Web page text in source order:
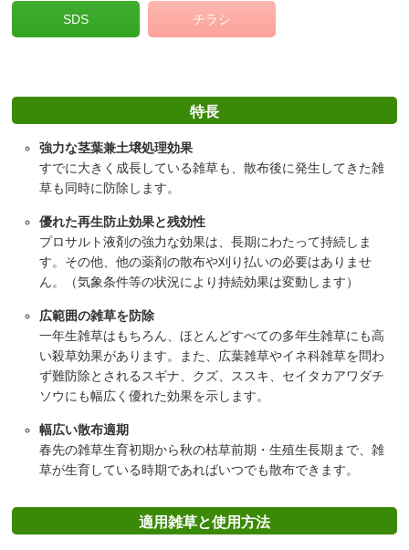
SDS チラシ
特長
強力な茎葉兼土壌処理効果
すでに大きく成長している雑草も、散布後に発生してきた雑
草も同時に防除します。
優れた再生防止効果と残効性
プロサルト液剤の強力な効果は、長期にわたって持続しま
す。その他、他の薬剤の散布や刈り払いの必要はありませ
ん。（気象条件等の状況により持続効果は変動します）
広範囲の雑草を防除
一年生雑草はもちろん、ほとんどすべての多年生雑草にも高
い殺草効果があります。また、広葉雑草やイネ科雑草を問わ
ず難防除とされるスギナ、クズ、ススキ、セイタカアワダチ
ソウにも幅広く優れた効果を示します。
幅広い散布適期
春先の雑草生育初期から秋の枯草前期・生殖生長期まで、雑
草が生育している時期であればいつでも散布できます。
適用雑草と使用方法